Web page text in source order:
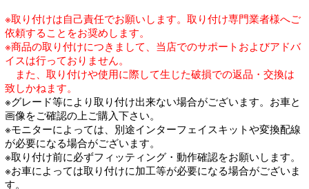
※取り付けは自己責任でお願いします。取り付け専門業者様へご
依頼することをお奨めします。
※商品の取り付けにつきまして、当店でのサポートおよびアドバ
イスは行っておりません。
また、取り付けや使用に際して生じた破損での返品・交換は
致しかねます。
※グレード等により取り付け出来ない場合がございます。お車と
画像をご確認の上ご購入下さい。
※モニターによっては、別途インターフェイスキットや変換配線
が必要になる場合がございます。
※取り付け前に必ずフィッティング・動作確認をお願いします。
※お車によっては取り付けに加工等が必要になる場合がございま
す。